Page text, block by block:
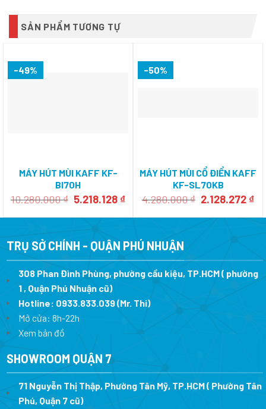
SẢN PHẨM TƯƠNG TỰ
-49%
MÁY HÚT MÙI KAFF KF-
BI70H
10.280.000₫ Giá
là:
5.218.128 ₫Giá
tại
5.218.128 ₫.
-50%
MÁY HÚT MÙI CỔ ĐIỂN KAFF
KF-SL70KB
4.280.000₫ Giá
là:
2.128.272 ₫
tại
TRỤ SỞ CHÍNH - QUẬN PHÚ NHUẬN
308 Phan Đình Phùng, phường cầu kiệu, TP.HCM ( phường
1 , Quận Phú Nhuận cũ)
Hotline: 0933.833.039(Mr. Thi)
Mở cửa: 8h-22h
Xem bản đồ
SHOWROOM QUẬN 7
71 Nguyễn Thị Thập, Phường Tân Mỹ, TP.HCM ( Phường Tân
Phú, Quận 7 cũ)